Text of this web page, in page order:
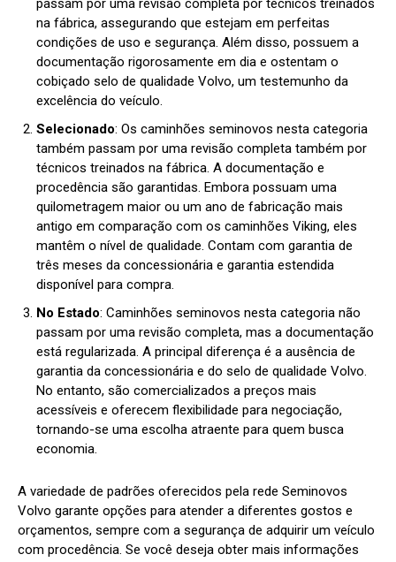
passam por uma revisão completa por técnicos treinados
na fábrica, assegurando que estejam em perfeitas
condições de uso e segurança. Além disso, possuem a
documentação rigorosamente em dia e ostentam o
cobiçado selo de qualidade Volvo, um testemunho da
excelência do veículo.
Selecionado: Os caminhões seminovos nesta categoria
também passam por uma revisão completa também por
técnicos treinados na fábrica. A documentação e
procedência são garantidas. Embora possuam uma
quilometragem maior ou um ano de fabricação mais
antigo em comparação com os caminhões Viking, eles
mantêm o nível de qualidade. Contam com garantia de
três meses da concessionária e garantia estendida
disponível para compra.
No Estado: Caminhões seminovos nesta categoria não
passam por uma revisão completa, mas a documentação
está regularizada. A principal diferença é a ausência de
garantia da concessionária e do selo de qualidade Volvo.
No entanto, são comercializados a preços mais
acessíveis e oferecem flexibilidade para negociação,
tornando-se uma escolha atraente para quem busca
economia.
A variedade de padrões oferecidos pela rede Seminovos
Volvo garante opções para atender a diferentes gostos e
orçamentos, sempre com a segurança de adquirir um veículo
com procedência. Se você deseja obter mais informações